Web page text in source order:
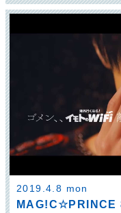
2019.4.8 mon
MAG!C☆PRINCE